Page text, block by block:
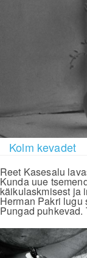
Kolm kevadet
Reet Kasesalu
Kunda uue
käikulaskmisest ja
Herman Pakri lugu
Pungad